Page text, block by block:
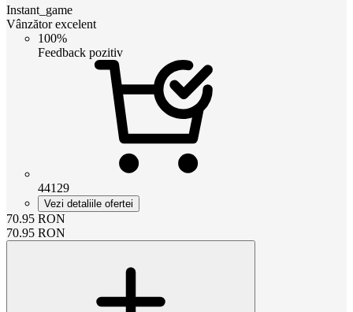
Instant_game
Vânzător excelent
100%
Feedback pozitiv
44129
Vezi detaliile ofertei
70.95 RON
70.95 RON